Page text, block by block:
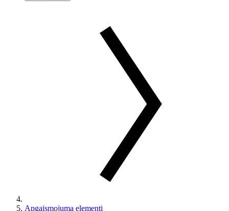
Apgaismojuma elementi